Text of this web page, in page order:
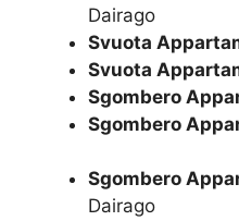
Dairago
Svuota
Svuota
Sgombero
Sgombero
Sgombero
Dairago